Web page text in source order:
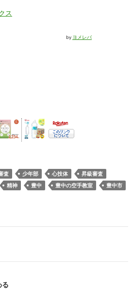
ス
by ヨメレバ
査 少年部 心技体
昇級審査
精神 豊中 豊中の空手教室
豊中市
る